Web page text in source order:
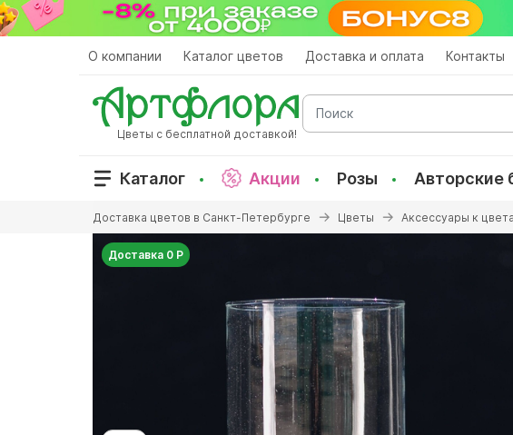
Перейти
к
О компании Каталог цветов Доставка и оплата Контакты
Цветы с бесплатной доставкой!
Поиск
Каталог Акции Розы Авторские
здесь
Доставка цветов в Санкт-Петербурге Цветы Аксессуары к
Доставка 0 Р